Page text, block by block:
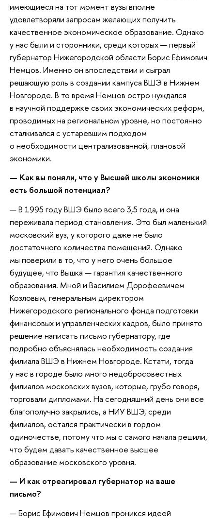
имеющиеся на тот момент вузы вполне
удовлетворяли запросам желающих получить
качественное экономическое образование. Однако
у нас были и сторонники, среди которых — первый
губернатор Нижегородской области Борис Ефимович
Немцов. Именно он впоследствии и сыграл
решающую роль в создании кампуса ВШЭ в Нижнем
Новгороде. В то время Немцов остро нуждался
в научной поддержке своих экономических реформ,
проводимых на региональном уровне, но постоянно
сталкивался с устаревшим подходом
о необходимости централизованной, плановой
экономики.
— Как вы поняли, что у Высшей школы экономики
есть большой потенциал?
— В 1995 году ВШЭ было всего 3,5 года, и она
переживала период становления. Это был маленький
московский вуз, у которого даже не было
достаточного количества помещений. Однако
мы поверили в то, что у него очень большое
будущее, что Вышка — гарантия качественного
образования. Мной и Василием Дорофеевичем
Козловым, генеральным директором
Нижегородского регионального фонда подготовки
финансовых и управленческих кадров, было принято
решение написать письмо губернатору, где
подробно объяснялась необходимость создания
филиала ВШЭ в Нижнем Новгороде. Кстати, тогда
у нас в городе было много недобросовестных
филиалов московских вузов, которые, грубо говоря,
торговали дипломами. На сегодняшний день они все
благополучно закрылись, а НИУ ВШЭ, среди
филиалов, остался практически в гордом
одиночестве, потому что мы с самого начала решили,
что будем давать качественное высшее
образование московского уровня.
— И как отреагировал губернатор на ваше
письмо?
— Борис Ефимович Немцов проникся идеей